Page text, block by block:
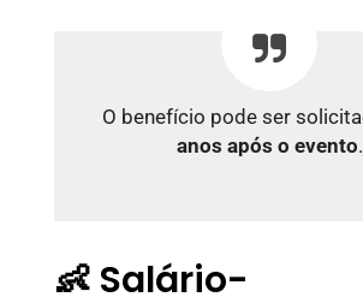
O benefício pode ser
anos após o evento.
👶 Salário-